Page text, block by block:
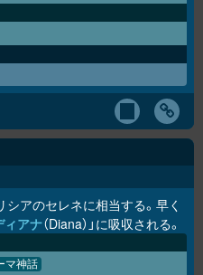
アのセレネに相当する。早く
ィアナ（Diana）」に吸収される。
マ神話